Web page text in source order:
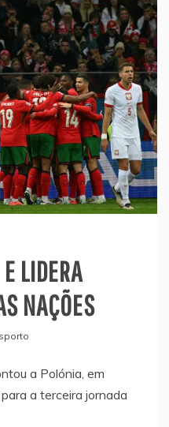
LIDERA
NAÇÕES
a Polónia, em
a terceira jornada